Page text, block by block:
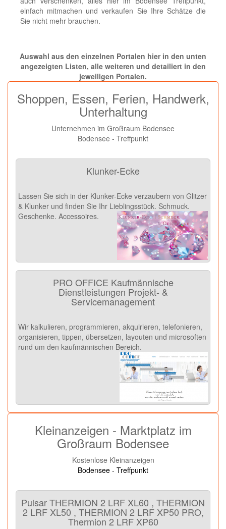
einfach mitmachen und verkaufen Sie Ihre Schätze die
Sie nicht mehr brauchen.
Auswahl aus den einzelnen Portalen hier in den unten
angezeigten Listen, alle weiteren und detailiert in den
jeweiligen Portalen.
Shoppen, Essen, Ferien, Handwerk,
Unterhaltung
Unternehmen im Großraum Bodensee
Bodensee - Treffpunkt
Klunker-Ecke
Lassen Sie sich in der Klunker-Ecke verzaubern von Glitzer
& Klunker und finden Sie Ihr Lieblingsstück. Schmuck.
Geschenke. Accessoires.
PRO OFFICE Kaufmännische
Dienstleistungen Projekt- &
Servicemanagement
Wir kalkulieren, programmieren, akquirieren, telefonieren,
organisieren, tippen, übersetzen, layouten und microsoften
rund um den kaufmännischen Bereich.
Kleinanzeigen - Marktplatz im
Großraum Bodensee
Kostenlose Kleinanzeigen
Bodensee - Treffpunkt
Pulsar THERMION 2 LRF XL60 , THERMION
2 LRF XL50 , THERMION 2 LRF XP50 PRO,
Thermion 2 LRF XP60